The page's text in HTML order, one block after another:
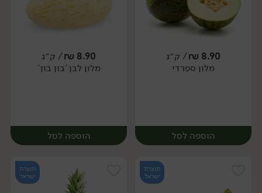
יח׳ יח׳
8.90
₪/ ק״ג
מלון ספרדי
הוספה לסל
8.90
₪/ ק״ג
מלון לבן 'בון בון'
הוספה לסל
תוצרת
ישראל
תוצרת
ישראל